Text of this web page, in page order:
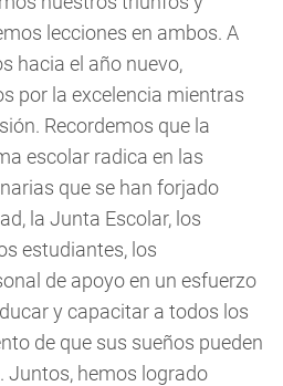
lecciones en ambos. A
hacia el año nuevo,
por la excelencia mientras
Recordemos que la
escolar radica en las
que se han forjado
la Junta Escolar, los
estudiantes, los
de apoyo en un esfuerzo
y capacitar a todos los
de que sus sueños pueden
Juntos, hemos logrado